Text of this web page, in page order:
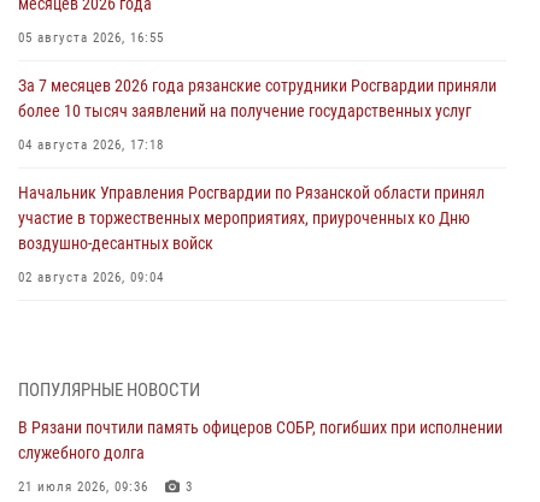
05 августа 2026, 16:55
За 7 месяцев 2026 года рязанские сотрудники Росгвардии приняли
более 10 тысяч заявлений на получение государственных услуг
04 августа 2026, 17:18
Начальник Управления Росгвардии по Рязанской области принял
участие в торжественных мероприятиях, приуроченных ко Дню
воздушно-десантных войск
02 августа 2026, 09:04
Для детей рязанских росгвардейцев в историческом музее провели
экскурсию по экспозиции, посвящённой губернской эпохе
ПОПУЛЯРНЫЕ НОВОСТИ
В Рязани почтили память офицеров СОБР, погибших при исполнении
служебного долга
21 июля 2026, 09:36 3